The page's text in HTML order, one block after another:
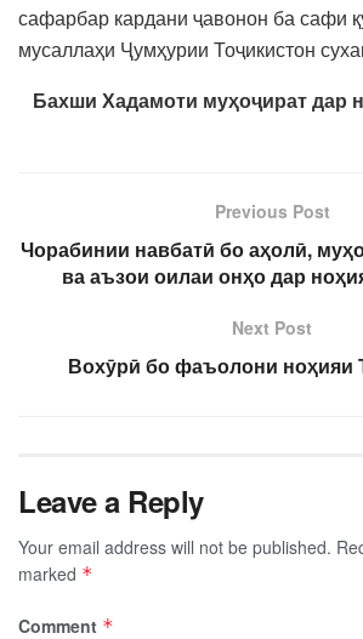
сафарбар кардани ҷавонон ба сафи
мусаллаҳи Ҷумҳурии Тоҷикистон
Бахши Хадамоти муҳоҷират дар
Previous Post
Чорабинии навбатӣ бо аҳолӣ,
ва аъзои оилаи онҳо дар
Next Post
Вохӯрӣ бо фаъолони ноҳияи
Leave a Reply
Your email address will not be published.
marked *
Comment *